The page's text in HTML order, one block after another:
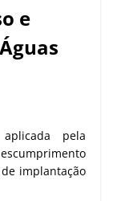
e
pela
implantação